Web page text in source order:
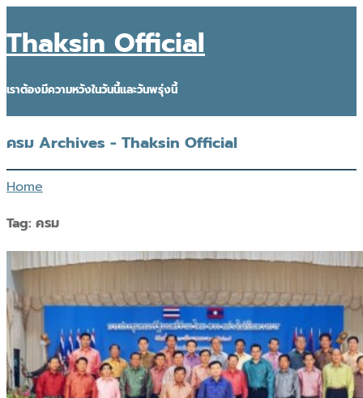
Thaksin Official
เราต้องมีความหวังในวันนี้และวันพรุ่งนี้
ครม Archives - Thaksin Official
Home
Tag: ครม